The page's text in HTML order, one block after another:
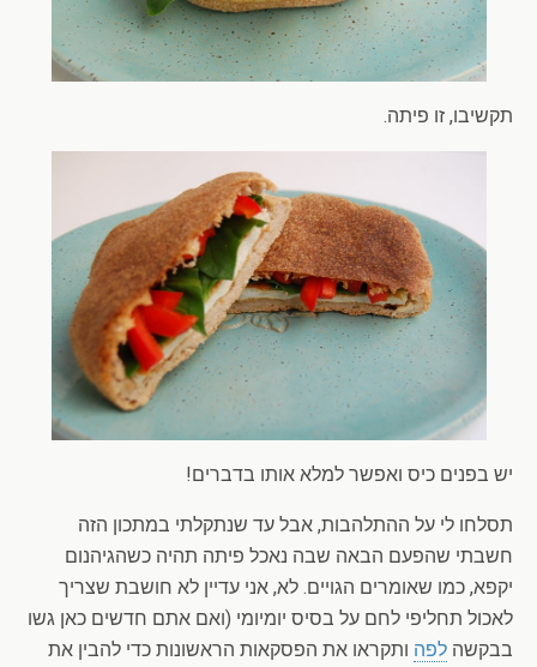
תקשיבו, זו פיתה.
יש בפנים כיס ואפשר למלא אותו בדברים!
תסלחו לי על ההתלהבות, אבל עד שנתקלתי במתכון הזה
חשבתי שהפעם הבאה שבה נאכל פיתה תהיה כשהגיהנום
יקפא, כמו שאומרים הגויים. לא, אני עדיין לא חושבת שצריך
לאכול תחליפי לחם על בסיס יומיומי (ואם אתם חדשים כאן גשו
בבקשה לפה ותקראו את הפסקאות הראשונות כדי להבין את